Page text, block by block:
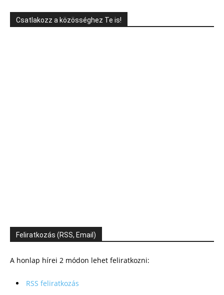
Csatlakozz a közösséghez Te is!
Feliratkozás (RSS, Email)
A honlap hírei 2 módon lehet feliratkozni:
RSS feliratkozás